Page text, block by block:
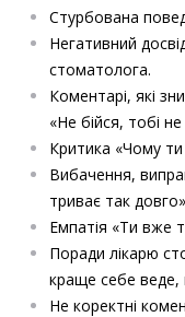
Стурбована
Негативний
стоматолога.
Коментарі, які
«Не бійся, тобі
Критика «Чому
Вибачення,
триває так
Емпатія «Ти вже
Поради лікарю
краще себе
Не коректні